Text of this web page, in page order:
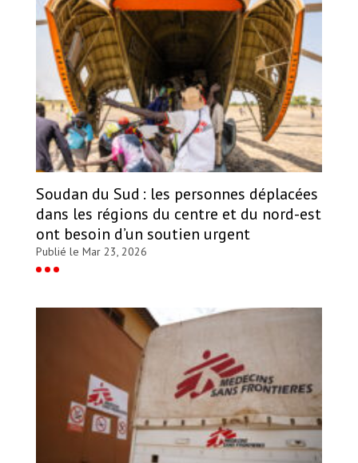
Soudan du Sud : les personnes déplacées
dans les régions du centre et du nord-est
ont besoin d’un soutien urgent
Publié le Mar 23, 2026